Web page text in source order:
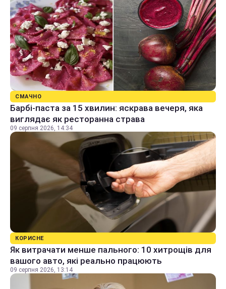
СМАЧНО
Барбі-паста за 15 хвилин: яскрава вечеря, яка
виглядає як ресторанна страва
09 серпня 2026, 14:34
КОРИСНЕ
Як витрачати менше пального: 10 хитрощів для
вашого авто, які реально працюють
09 серпня 2026, 13:14